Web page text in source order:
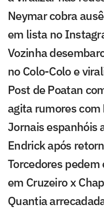
Neymar cobra
em lista no
Vozinha
no Colo-Colo e
Post de Poatan
agita rumores com
Jornais espanhóis
Endrick após
Torcedores
em Cruzeiro x
Quantia